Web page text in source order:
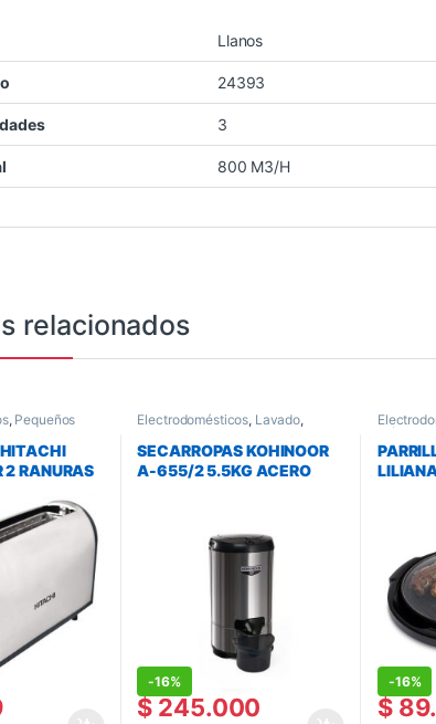
Llanos
24393
3
800 M3/H
relacionados
, Pequeños
Tostadoras
RANURAS
Electrodomésticos, Lavado,
SECARROPAS KOHINOOR
A-655/2 5.5KG ACERO
-16%
$ 245.000
eléctrica
-16%
$